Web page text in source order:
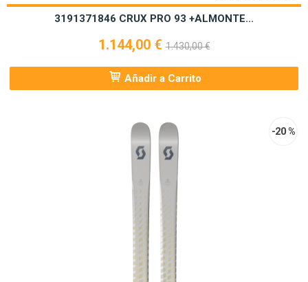
3191371846 CRUX PRO 93 +ALMONTE...
1.144,00 €1.430,00 €
Añadir a Carrito
-20 %